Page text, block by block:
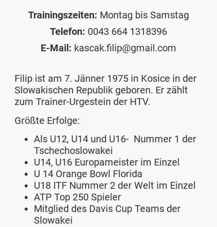
Trainingszeiten: Montag bis Samstag
Telefon: 0043 664 1318396
E-Mail: kascak.filip@gmail.com
Filip ist am 7. Jänner 1975 in Kosice in der
Slowakischen Republik geboren. Er zählt
zum Trainer-Urgestein der HTV.
Größte Erfolge:
Als U12, U14 und U16- Nummer 1 der
Tschechoslowakei
U14, U16 Europameister im Einzel
U 14 Orange Bowl Florida
U18 ITF Nummer 2 der Welt im Einzel
ATP Top 250 Spieler
Mitglied des Davis Cup Teams der
Slowakei